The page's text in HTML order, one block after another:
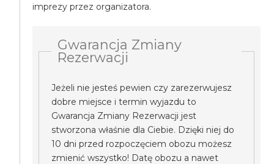
imprezy przez organizatora.
Gwarancja Zmiany
Rezerwacji
Jeżeli nie jesteś pewien czy zarezerwujesz
dobre miejsce i termin wyjazdu to
Gwarancja Zmiany Rezerwacji jest
stworzona właśnie dla Ciebie. Dzięki niej do
10 dni przed rozpoczęciem obozu możesz
zmienić wszystko! Datę obozu a nawet